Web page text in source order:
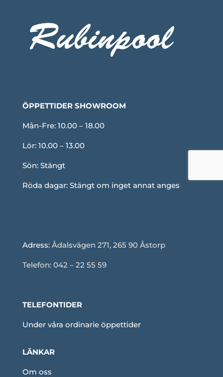
ÖPPETTIDER SHOWROOM
Mån-Fre: 10.00 – 18.00
Lör: 10.00 – 13.00
Sön: Stängt
Röda dagar: Stängt om inget annat anges
Adress: Ådalsvägen 271, 265 90 Åstorp
Telefon: 042 – 22 55 59
TELEFONTIDER
Under våra ordinarie öppettider
LÄNKAR
Om oss